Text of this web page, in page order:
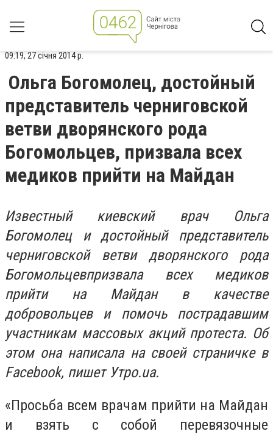
09:19, 27 січня 2014 р.
Ольга Богомолец, достойный
представитель черниговской
ветви дворянского рода
Богомольцев, призвала всех
медиков прийти на Майдан
Известный киевский врач Ольга
Богомолец и достойный представитель
черниговской ветви дворянского рода
Богомольцевпризвала всех медиков
прийти на Майдан в качестве
добровольцев и помочь пострадавшим
участникам массовых акций протеста. Об
этом она написала на своей страничке в
Facebook, пишет Утро.ua.
«Просьба всем врачам прийти на Майдан
и взять с собой перевязочные